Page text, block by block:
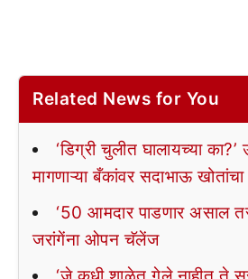
Related News for You
‘डिग्री चुलीत घालायच्या का?’
मागणाऱ्या बँकांवर सदाभाऊ
‘50 आमदार पाडणार असाल
जरांगेंना ओपन चॅलेंज